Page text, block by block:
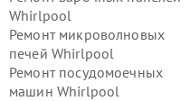
Whirlpool
Ремонт микроволновых
печей Whirlpool
Ремонт посудомоечных
машин Whirlpool